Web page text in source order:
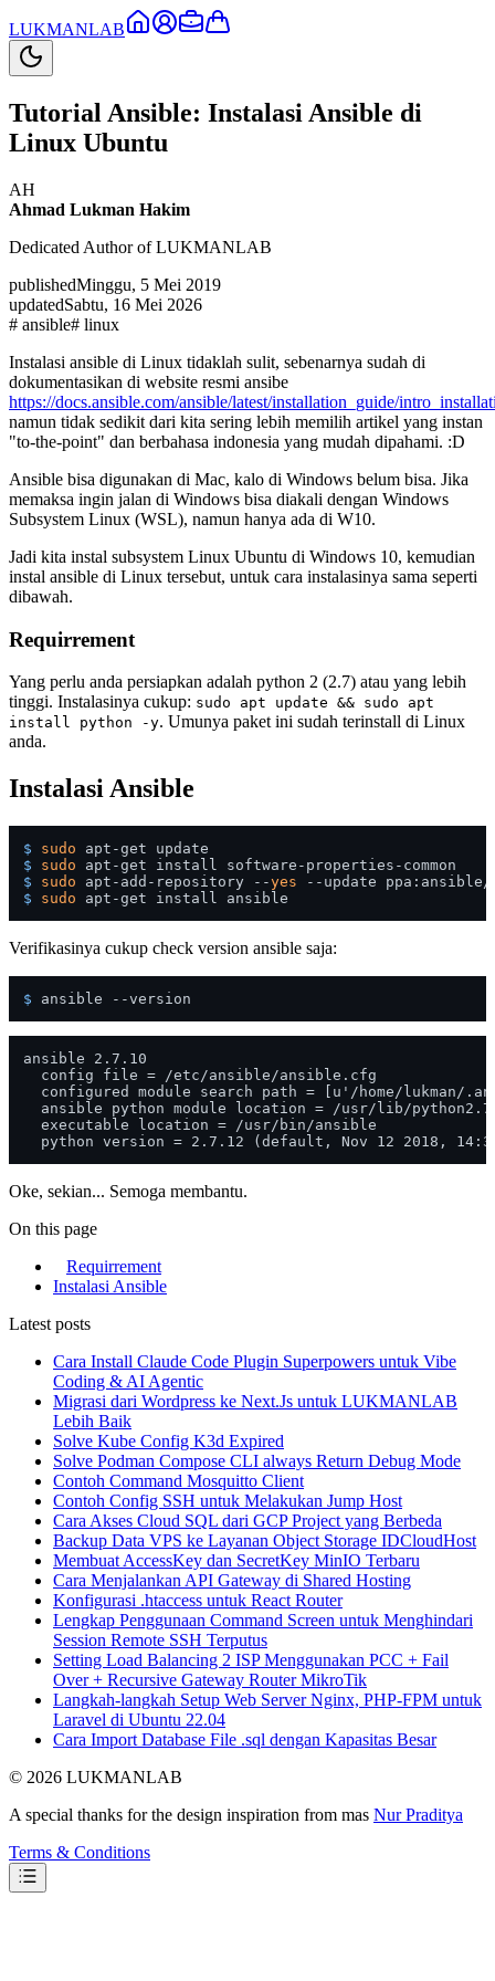
LUKMANLAB
Tutorial Ansible: Instalasi Ansible di
Linux Ubuntu
AH
Ahmad Lukman Hakim
Dedicated Author of LUKMANLAB
publishedMinggu, 5 Mei 2019
updatedSabtu, 16 Mei 2026
# ansible# linux
Instalasi ansible di Linux tidaklah sulit, sebenarnya sudah di
dokumentasikan di website resmi ansibe
https://docs.ansible.com/ansible/latest/installation_guide/
namun tidak sedikit dari kita sering lebih memilih artikel yang instan
"to-the-point" dan berbahasa indonesia yang mudah dipahami. :D
Ansible bisa digunakan di Mac, kalo di Windows belum bisa. Jika
memaksa ingin jalan di Windows bisa diakali dengan Windows
Subsystem Linux (WSL), namun hanya ada di W10.
Jadi kita instal subsystem Linux Ubuntu di Windows 10, kemudian
instal ansible di Linux tersebut, untuk cara instalasinya sama seperti
dibawah.
Requirrement
Yang perlu anda persiapkan adalah python 2 (2.7) atau yang lebih
tinggi. Instalasinya cukup: sudo apt update && sudo apt
install python -y. Umunya paket ini sudah terinstall di Linux
anda.
Instalasi Ansible
$ sudo apt-get update
$ sudo apt-get install software-properties-common
$ sudo apt-add-repository --yes --update ppa:ansible/
$ sudo apt-get install ansible
Verifikasinya cukup check version ansible saja:
$ ansible --version
ansible 2.7.10
  config file = /etc/ansible/ansible.cfg
configured module search path = [u'/home/lukman/
ansible python module location = /usr/lib/
  executable location = /usr/bin/ansible
Oke, sekian... Semoga membantu.
On this page
Requirrement
Instalasi Ansible
Latest posts
Cara Install Claude Code Plugin Superpowers untuk Vibe
Coding & AI Agentic
Migrasi dari Wordpress ke Next.Js untuk LUKMANLAB
Lebih Baik
Solve Kube Config K3d Expired
Solve Podman Compose CLI always Return Debug Mode
Contoh Command Mosquitto Client
Contoh Config SSH untuk Melakukan Jump Host
Cara Akses Cloud SQL dari GCP Project yang Berbeda
Backup Data VPS ke Layanan Object Storage IDCloudHost
Membuat AccessKey dan SecretKey MinIO Terbaru
Cara Menjalankan API Gateway di Shared Hosting
Konfigurasi .htaccess untuk React Router
Lengkap Penggunaan Command Screen untuk Menghindari
Session Remote SSH Terputus
Setting Load Balancing 2 ISP Menggunakan PCC + Fail
Over + Recursive Gateway Router MikroTik
Langkah-langkah Setup Web Server Nginx, PHP-FPM untuk
Laravel di Ubuntu 22.04
Cara Import Database File .sql dengan Kapasitas Besar
© 2026 LUKMANLAB
A special thanks for the design inspiration from mas Nur Praditya
Terms & Conditions